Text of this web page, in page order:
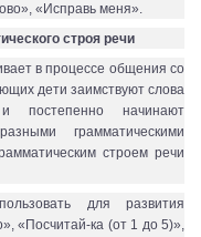
«Исправь меня».
строя речи
в процессе общения со
дети заимствуют слова
постепенно начинают
грамматическими
строем речи
для развития
«Посчитай-ка (от 1 до 5)»,